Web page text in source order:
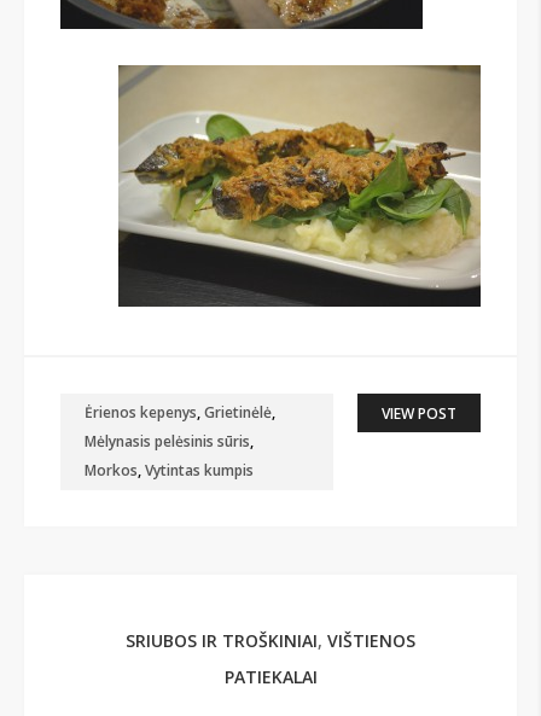
Ėrienos kepenys,Grietinėlė,
Mėlynasis pelėsinis sūris,
Morkos,Vytintas kumpis
VIEW POST
SRIUBOS IR TROŠKINIAI, VIŠTIENOS
PATIEKALAI